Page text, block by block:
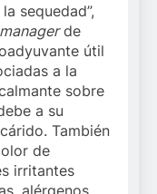
sequedad”,
de
útil
a la
sobre
a su
También
de
irritantes